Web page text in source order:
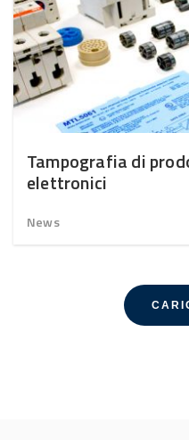
Tampografia di
elettronici
News